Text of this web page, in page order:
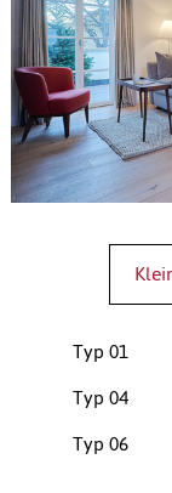
Typ 01
Typ 04
Typ 06